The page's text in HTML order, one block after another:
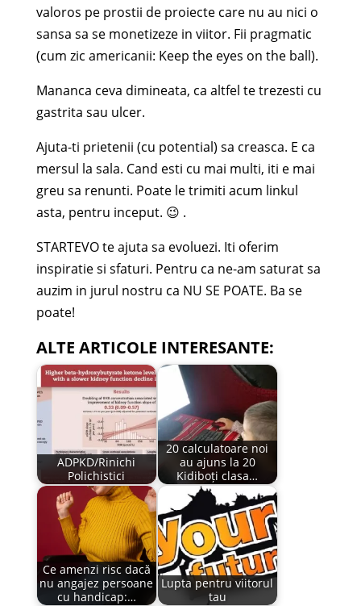
valoros pe prostii de proiecte care nu au nici o
sansa sa se monetizeze in viitor. Fii pragmatic
(cum zic americanii: Keep the eyes on the ball).
Mananca ceva dimineata, ca altfel te trezesti cu
gastrita sau ulcer.
Ajuta-ti prietenii (cu potential) sa creasca. E ca
mersul la sala. Cand esti cu mai multi, iti e mai
greu sa renunti. Poate le trimiti acum linkul
asta, pentru inceput. 😉 .
STARTEVO te ajuta sa evoluezi. Iti oferim
inspiratie si sfaturi. Pentru ca ne-am saturat sa
auzim in jurul nostru ca NU SE POATE. Ba se
poate!
ALTE ARTICOLE INTERESANTE:
ADPKD/Rinichi
Polichistici
20 calculatoare noi
au ajuns la 20
Kidiboți clasa…
Ce amenzi risc dacă
nu angajez persoane
cu handicap:…
Lupta pentru viitorul
tau